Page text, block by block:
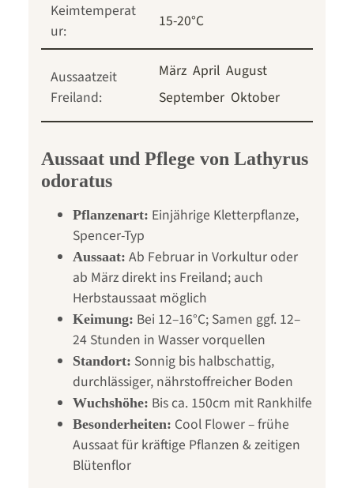
Keimtemperat
ur:
15-20°C
Aussaatzeit
Freiland:
März April August
September Oktober
Aussaat und Pflege von Lathyrus
odoratus
Pflanzenart: Einjährige Kletterpflanze,
Spencer-Typ
Aussaat: Ab Februar in Vorkultur oder
ab März direkt ins Freiland; auch
Herbstaussaat möglich
Keimung: Bei 12–16°C; Samen ggf. 12–
24 Stunden in Wasser vorquellen
Standort: Sonnig bis halbschattig,
durchlässiger, nährstoffreicher Boden
Wuchshöhe: Bis ca. 150cm mit Rankhilfe
Besonderheiten: Cool Flower – frühe
Aussaat für kräftige Pflanzen & zeitigen
Blütenflor